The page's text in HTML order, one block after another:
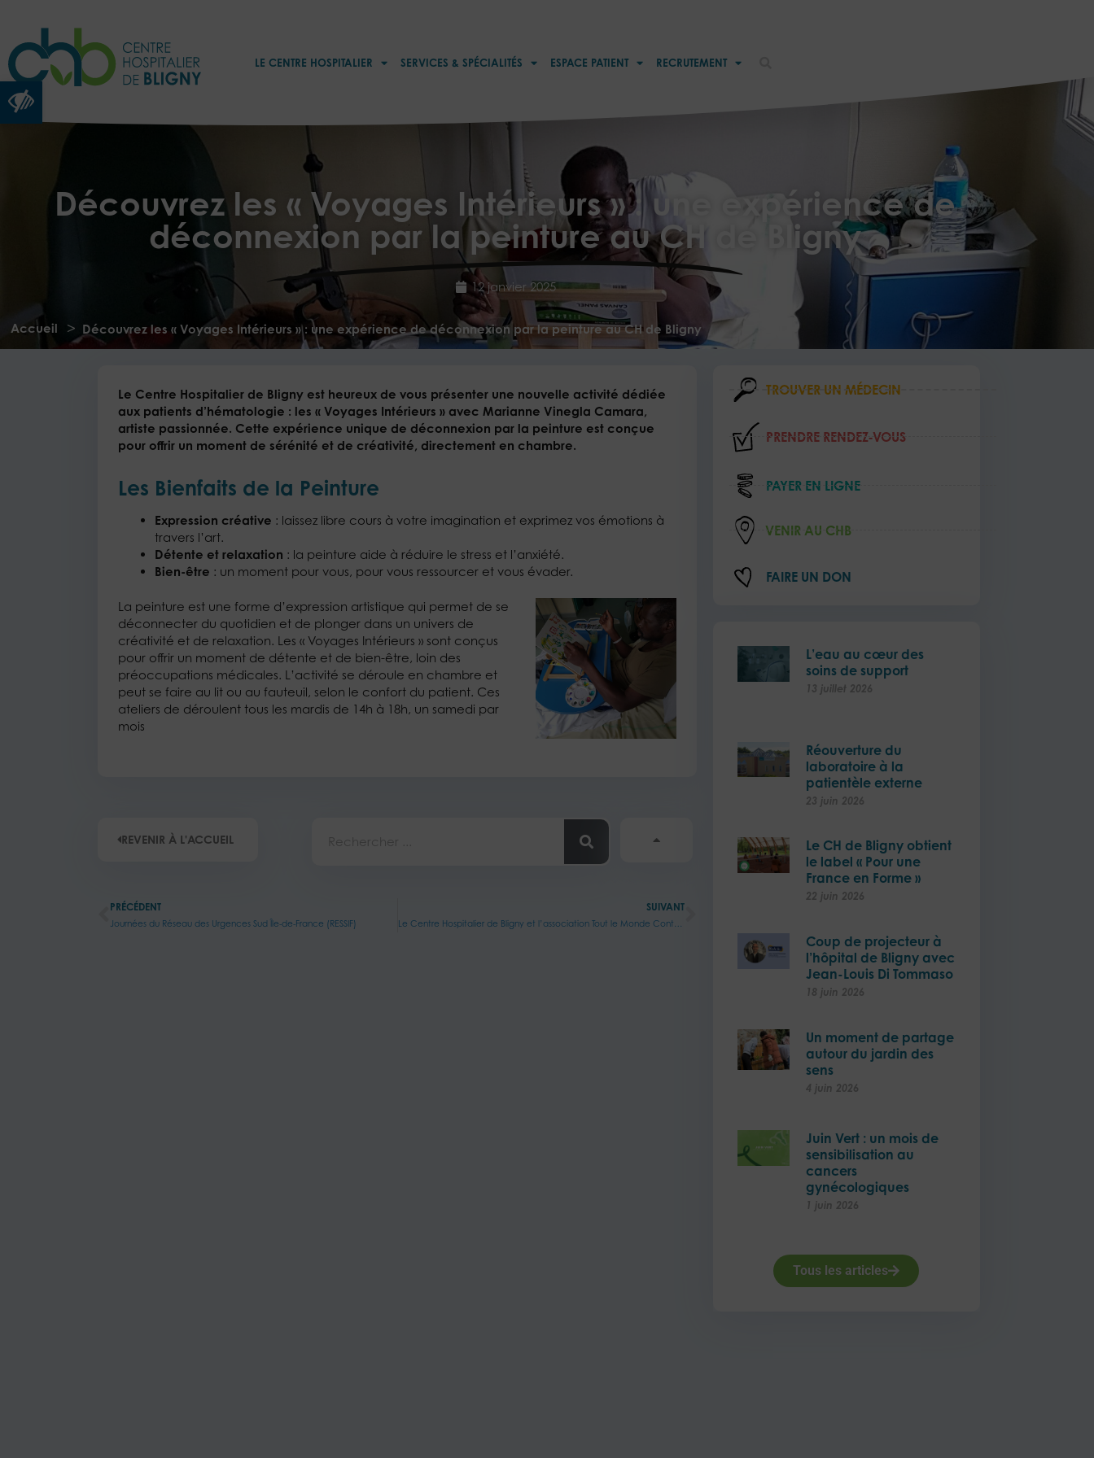
Ouvrir la barre d’outils
LE CENTRE HOSPITALIER SERVICES & SPÉCIALITÉS ESPACE PATIENT RECRUTEMENT
Découvrez les « Voyages Intérieurs » : une expérience de
déconnexion par la peinture au CH de Bligny
12 janvier 2025
Accueil > Découvrez les « Voyages Intérieurs » : une expérience de déconnexion par la peinture au CH de Bligny
Le Centre Hospitalier de Bligny est heureux de vous présenter une nouvelle activité dédiée
aux patients d’hématologie : les « Voyages Intérieurs » avec Marianne Vinegla Camara,
artiste passionnée. Cette expérience unique de déconnexion par la peinture est conçue
pour offrir un moment de sérénité et de créativité, directement en chambre.
Les Bienfaits de la Peinture
Expression créative : laissez libre cours à votre imagination et exprimez vos émotions à
travers l’art.
Détente et relaxation : la peinture aide à réduire le stress et l’anxiété.
Bien-être : un moment pour vous, pour vous ressourcer et vous évader.
La peinture est une forme d’expression artistique qui permet de se
déconnecter du quotidien et de plonger dans un univers de
créativité et de relaxation. Les « Voyages Intérieurs » sont conçus
pour offrir un moment de détente et de bien-être, loin des
préoccupations médicales. L’activité se déroule en chambre et
peut se faire au lit ou au fauteuil, selon le confort du patient. Ces
ateliers de déroulent tous les mardis de 14h à 18h, un samedi par
mois
REVENIR À L'ACCUEIL
PRÉCÉDENT
Journées du Réseau des Urgences Sud Île-de-France (RESSIF)
SUIVANT
Suivant
TROUVER UN MÉDECIN
PRENDRE RENDEZ‑VOUS
PAYER EN LIGNE
VENIR AU CHB
FAIRE UN DON
L’eau au cœur des
soins de support
13 juillet 2026
Réouverture du
laboratoire à la
patientèle externe​
23 juin 2026
Le CH de Bligny obtient
le label « Pour une
France en Forme »
22 juin 2026
Coup de projecteur à
l’hôpital de Bligny avec
Jean-Louis Di Tommaso
18 juin 2026
Un moment de partage
autour du jardin des
sens
4 juin 2026
Juin Vert : un mois de
sensibilisation au
cancers
gynécologiques
1 juin 2026
Tous les articles